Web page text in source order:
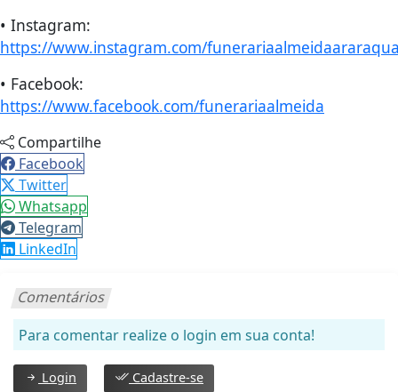
• Instagram:
https://www.instagram.com/
• Facebook:
https://www.facebook.com/funerariaalmeida
Compartilhe
Facebook
Twitter
Whatsapp
Telegram
LinkedIn
Comentários
Para comentar realize o login em sua conta!
Login Cadastre-se